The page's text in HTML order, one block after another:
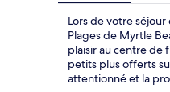
Lors de votre
Plages de Myrtle
plaisir au centre de
petits plus offerts
attentionné et la